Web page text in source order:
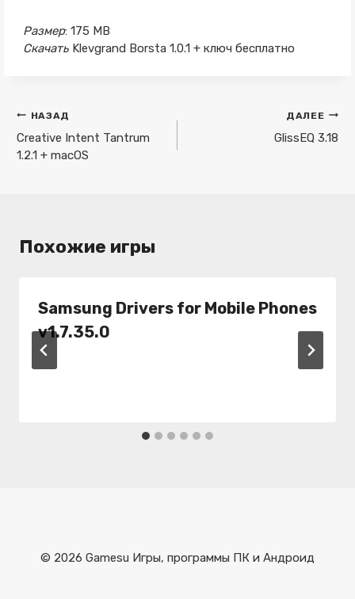
Размер: 175 MB
Скачать Klevgrand Borsta 1.0.1 + ключ бесплатно
Навигация
по
записям
НАЗАД
Creative Intent Tantrum
1.2.1 + macOS
ДАЛЕЕ
GlissEQ 3.18
Похожие игры
Samsung Drivers for Mobile Phones
v1.7.35.0
© 2026 Gamesu Игры, программы ПК и Андроид